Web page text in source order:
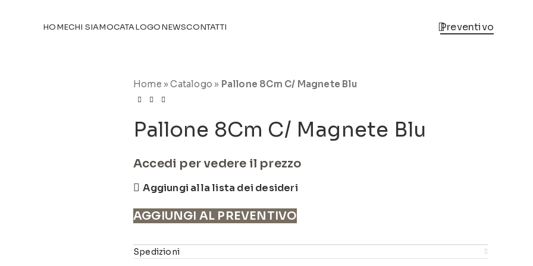
HOMECHI SIAMOCATALOGONEWSCONTATTI Preventivo
Home »Catalogo » Pallone 8Cm C/ Magnete Blu
Pallone 8Cm C/ Magnete Blu
Accedi per vedere il prezzo
Aggiungi alla lista dei desideri
AGGIUNGI AL PREVENTIVO
Spedizioni